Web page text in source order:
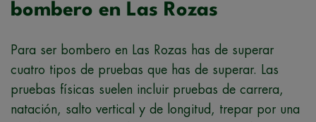
bombero en Las Rozas
Para ser bombero en Las Rozas has de superar
cuatro tipos de pruebas que has de superar. Las
pruebas físicas suelen incluir pruebas de carrera,
natación, salto vertical y de longitud, trepar por una